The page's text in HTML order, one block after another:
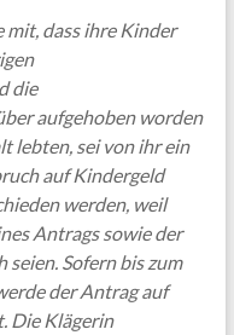
dass ihre Kinder
die
aufgehoben worden
lebten, sei von ihr ein
auf Kindergeld
werden, weil
Antrags sowie der
Sofern bis zum
der Antrag auf
Die Klägerin